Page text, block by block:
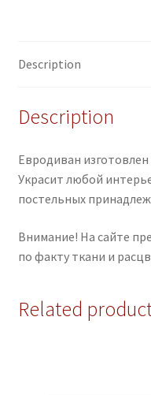
Description
Description
Евродиван
Украсит любой
постельных
Внимание! На сайте
по факту ткани и
Related